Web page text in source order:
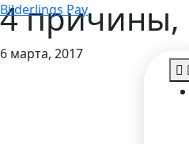
Bilderlings Pay
4 причины,
6 марта, 2017